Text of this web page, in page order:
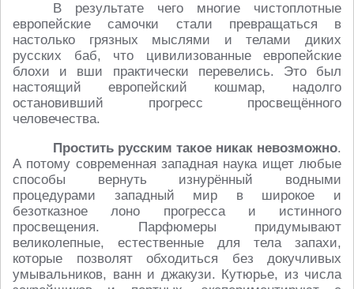
В результате чего многие чистоплотные
европейские самочки стали превращаться в
настолько грязных мыслями и телами диких
русских баб, что цивилизованные европейские
блохи и вши практически перевелись. Это был
настоящий европейский кошмар, надолго
остановивший прогресс просвещённого
человечества.
Простить русским такое никак невозможно.
А потому современная западная наука ищет любые
способы вернуть изнурённый водными
процедурами западный мир в широкое и
безотказное лоно прогресса и истинного
просвещения. Парфюмеры придумывают
великолепные, естественные для тела запахи,
которые позволят обходиться без докучливых
умывальников, ванн и джакузи. Кутюрье, из числа